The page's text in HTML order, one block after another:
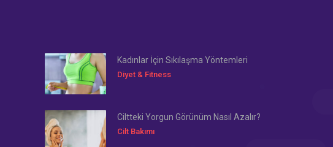
Kadınlar İçin Sıkılaşma Yöntemleri
Diyet & Fitness
Ciltteki Yorgun Görünüm Nasıl Azalır?
Cilt Bakımı